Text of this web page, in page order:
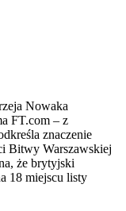
Nowaka
FT.com – z
znaczenie
Bitwy Warszawskiej
że brytyjski
18 miejscu listy